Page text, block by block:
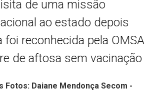
de uma missão
ao estado depois
foi reconhecida pela OMSA
de aftosa sem vacinação
Fotos: Daiane Mendonça Secom -